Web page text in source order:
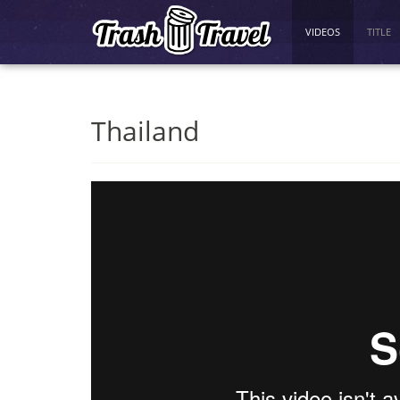
VIDEOS TITLE
Thailand